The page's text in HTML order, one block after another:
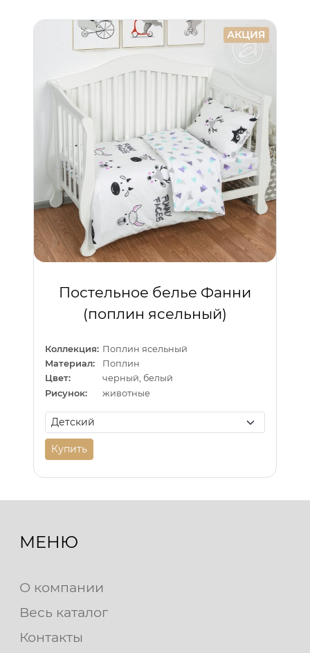
АКЦИЯ
Постельное белье Фанни
(поплин ясельный)
Коллекция: Поплин ясельный
Материал:
Поплин
Цвет:
черный, белый
Рисунок:
животные
Купить
МЕНЮ
О компании
Весь каталог
Контакты